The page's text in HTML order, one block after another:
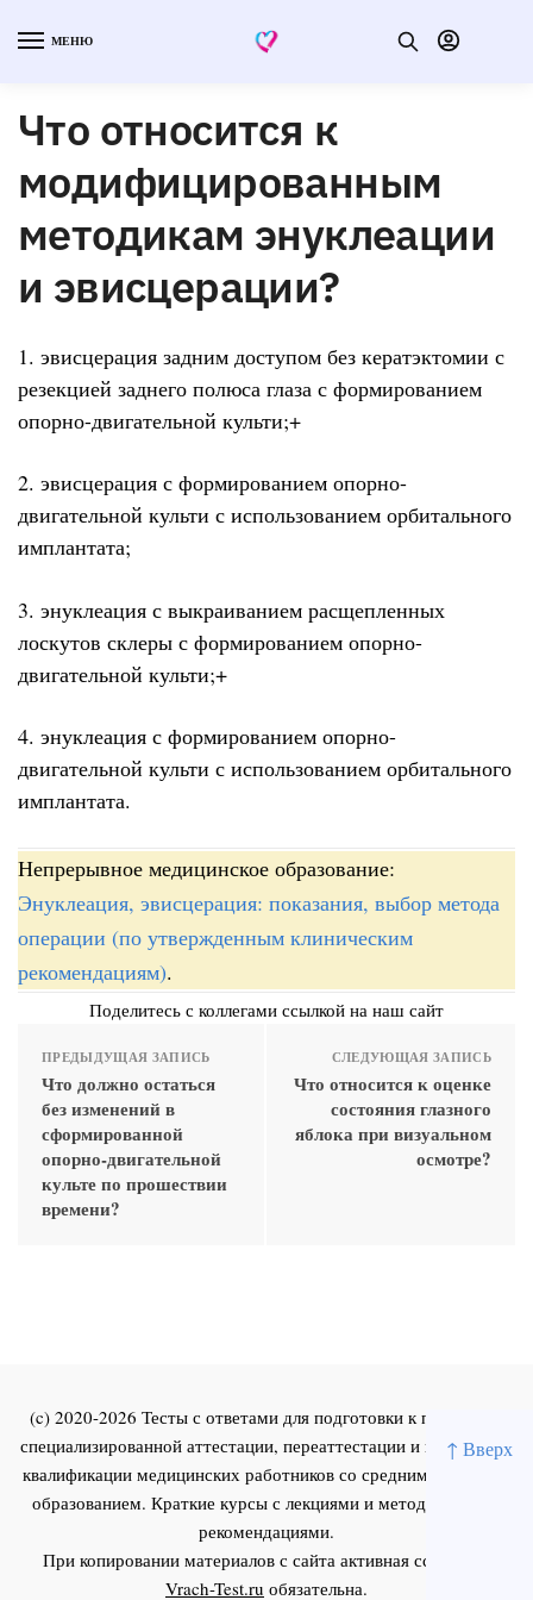
↑ Вверх
МЕНЮ
Что относится к
модифицированным
методикам энуклеации
и эвисцерации?
1. эвисцерация задним доступом без кератэктомии с
резекцией заднего полюса глаза с формированием
опорно-двигательной культи;+
2. эвисцерация с формированием опорно-
двигательной культи с использованием орбитального
имплантата;
3. энуклеация с выкраиванием расщепленных
лоскутов склеры с формированием опорно-
двигательной культи;+
4. энуклеация с формированием опорно-
двигательной культи с использованием орбитального
имплантата.
Непрерывное медицинское образование:
Энуклеация, эвисцерация: показания, выбор метода
операции (по утвержденным клиническим
рекомендациям).
Поделитесь с коллегами ссылкой на наш сайт
ПРЕДЫДУЩАЯ ЗАПИСЬ
Что должно остаться
без изменений в
сформированной
опорно-двигательной
культе по прошествии
времени?
СЛЕДУЮЩАЯ ЗАПИСЬ
Что относится к оценке
состояния глазного
яблока при визуальном
осмотре?
(c) 2020-2026 Тесты с ответами для подготовки к первичной
специализированной аттестации, переаттестации и повышения
квалификации медицинских работников со средним и высшим
образованием. Краткие курсы с лекциями и методическими
рекомендациями.
При копировании материалов с сайта активная ссылка на
Vrach-Test.ru обязательна.